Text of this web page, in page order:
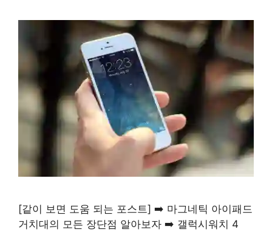
[같이 보면 도움 되는 포스트] ➡️ 마그네틱 아이패드
거치대의 모든 장단점 알아보자 ➡️ 갤럭시워치 4